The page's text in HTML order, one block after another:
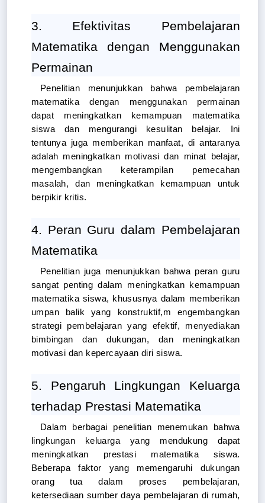
3. Efektivitas Pembelajaran
Matematika dengan Menggunakan
Permainan
Penelitian menunjukkan bahwa pembelajaran
matematika dengan menggunakan permainan
dapat meningkatkan kemampuan matematika
siswa dan mengurangi kesulitan belajar. Ini
tentunya juga memberikan manfaat, di antaranya
adalah meningkatkan motivasi dan minat belajar,
mengembangkan keterampilan pemecahan
masalah, dan meningkatkan kemampuan untuk
berpikir kritis.
4. Peran Guru dalam Pembelajaran
Matematika
Penelitian juga menunjukkan bahwa peran guru
sangat penting dalam meningkatkan kemampuan
matematika siswa, khususnya dalam memberikan
umpan balik yang konstruktif,m engembangkan
strategi pembelajaran yang efektif, menyediakan
bimbingan dan dukungan, dan meningkatkan
motivasi dan kepercayaan diri siswa.
5. Pengaruh Lingkungan Keluarga
terhadap Prestasi Matematika
Dalam berbagai penelitian menemukan bahwa
lingkungan keluarga yang mendukung dapat
meningkatkan prestasi matematika siswa.
Beberapa faktor yang memengaruhi dukungan
orang tua dalam proses pembelajaran,
ketersediaan sumber daya pembelajaran di rumah,